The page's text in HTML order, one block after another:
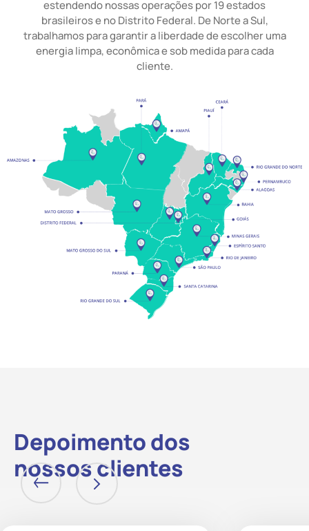
estendendo nossas operações por 19 estados
brasileiros e no Distrito Federal. De Norte a Sul,
trabalhamos para garantir a liberdade de escolher uma
energia limpa, econômica e sob medida para cada
cliente.
Depoimento dos
nossos clientes